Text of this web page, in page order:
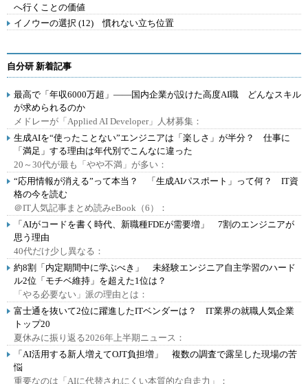
へ行くことの価値
イノウーの選択 (12) 慣れない立ち位置
自分研 新着記事
最高で「年収6000万超」――国内企業が設けた高度AI職 どんなスキル
が求められるのか
メドレーが「Applied AI Developer」人材募集：
生成AIを“使ったことない”エンジニアは「楽しさ」が半分？ 仕事に
「満足」する理由は年代別でこんなに違った
20～30代が最も「やや不満」が多い：
“応用情報が消える”って本当？ 「生成AIパスポート」って何？ IT資
格の今を読む
＠IT人気記事まとめ読みeBook（6）：
「AIがコードを書く時代、新職種FDEが需要増」 7割のエンジニアが
思う理由
40代だけ少し異なる：
約8割「内定期間中に学ぶべき」 未経験エンジニア自主学習のハード
ル2位「モチベ維持」を超えた1位は？
「やる必要ない」派の理由とは：
富士通を抜いて2位に躍進したITベンダーは？ IT業界の就職人気企業
トップ20
夏休みに振り返る2026年上半期ニュース：
「AI活用する新人増えてOJT負担増」 複数の調査で露呈した現場の苦
悩
重要なのは「AIに代替されにくい本質的な自走力」：